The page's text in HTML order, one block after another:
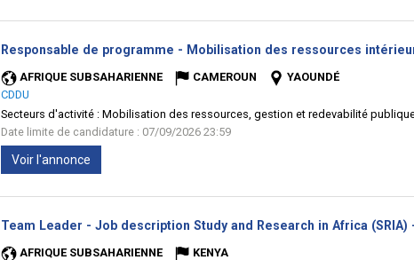
Responsable de programme - Mobilisation des ressources
AFRIQUE SUBSAHARIENNE CAMEROUN
YAOUNDÉ
CDDU
Secteurs d'activité : Mobilisation des ressources, gestion et redevabilité
Date limite de candidature : 07/09/2026 23:59
Voir l'annonce
Team Leader - Job description Study and Research in Africa (SRIA)
AFRIQUE SUBSAHARIENNE
KENYA